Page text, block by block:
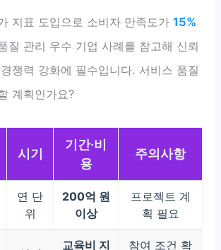
지표 도입으로 소비자 만족도가15%
질 관리 우수 기업 사례를 참고해 신뢰
쟁력 강화에 필수입니다. 서비스 품질
계획인가요?
시기
기간·비
용
주의사항
연 단
위
200억 원
이상
프로젝트 계
획 필요
교육비 지 참여 조건 확